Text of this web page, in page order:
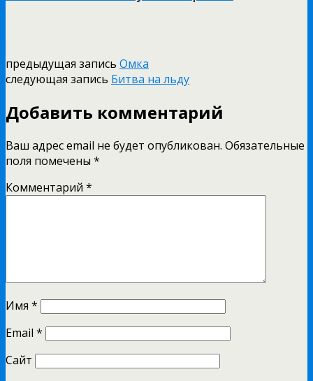
предыдущая запись Омка
следующая запись Битва на льду
Добавить комментарий
Ваш адрес email не будет опубликован. Обязательные
поля помечены *
Комментарий *
Имя *
Email *
Сайт